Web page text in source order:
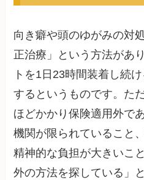
向き癖や頭のゆがみの対
正治療」という方法があ
トを1日23時間装着し続
するというものです。た
ほどかかり保険適用外で
機関が限られていること
精神的な負担が大きいこ
外の方法を探している」